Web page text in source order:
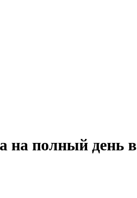
на полный день в